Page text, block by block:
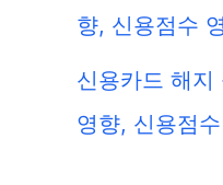
향, 신용점수
신용카드 해지
영향, 신용점